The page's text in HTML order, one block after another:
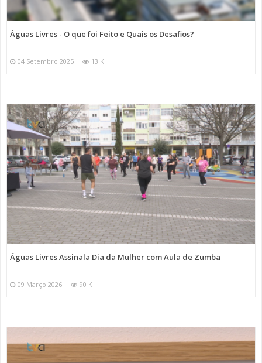
Águas Livres - O que foi Feito e Quais os Desafios?
04 Setembro 2025 13 K
Águas Livres Assinala Dia da Mulher com Aula de Zumba
09 Março 2026 90 K